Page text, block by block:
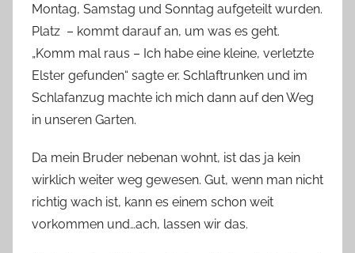
Montag, Samstag und Sonntag aufgeteilt wurden.
Platz – kommt darauf an, um was es geht.
„Komm mal raus – Ich habe eine kleine, verletzte
Elster gefunden“ sagte er. Schlaftrunken und im
Schlafanzug machte ich mich dann auf den Weg
in unseren Garten.
Da mein Bruder nebenan wohnt, ist das ja kein
wirklich weiter weg gewesen. Gut, wenn man nicht
richtig wach ist, kann es einem schon weit
vorkommen und…ach, lassen wir das.